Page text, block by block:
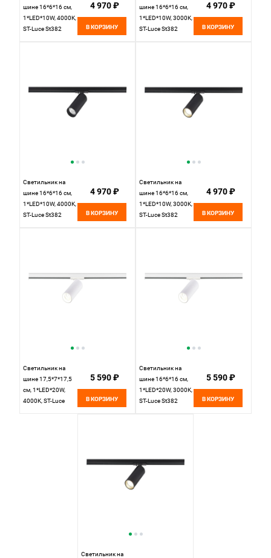
шине 16*6*16 см,
1*LED*10W, 4000K,
ST-Luce St382
4 970 ₽
В КОРЗИНУ
шине 16*6*16 см,
1*LED*10W, 3000K,
ST-Luce St382
4 970 ₽
В КОРЗИНУ
Светильник на
шине 16*6*16 см,
1*LED*10W, 4000K,
ST-Luce St382
4 970 ₽
В КОРЗИНУ
Светильник на
шине 16*6*16 см,
1*LED*10W, 3000K,
ST-Luce St382
4 970 ₽
В КОРЗИНУ
Светильник на
шине 17,5*7*17,5
см, 1*LED*20W,
4000K, ST-Luce
5 590 ₽
В КОРЗИНУ
Светильник на
шине 16*6*16 см,
1*LED*20W, 3000K,
ST-Luce St382
5 590 ₽
В КОРЗИНУ
Светильник на